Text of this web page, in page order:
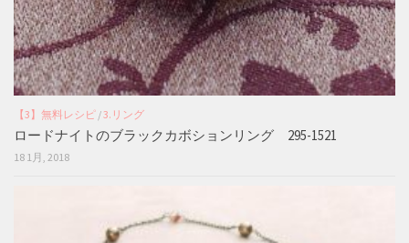
【3】無料レシピ /3.リング
ロードナイトのブラックカボションリング 295-1521
18 1月, 2018